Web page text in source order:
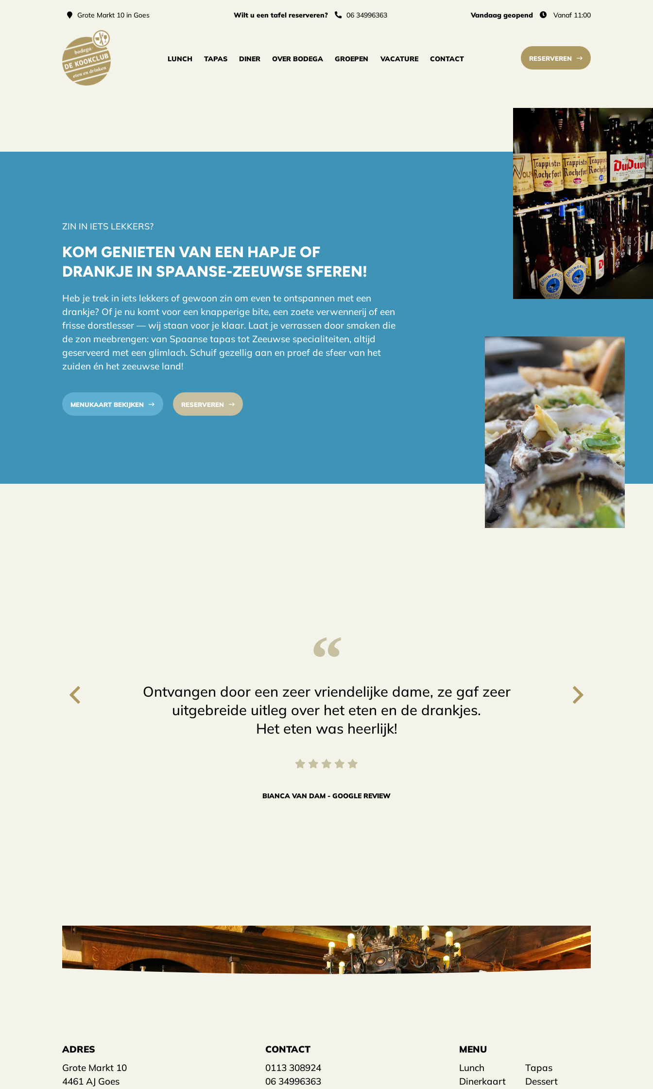
Grote Markt 10 in Goes Wilt u een tafel reserveren? 06 34996363 Vandaag geopend Vanaf 11:00
LUNCH TAPAS DINER OVER BODEGA GROEPEN VACATURE CONTACT RESERVEREN
ZIN IN IETS LEKKERS?
KOM GENIETEN VAN EEN HAPJE OF
DRANKJE IN SPAANSE-ZEEUWSE SFEREN!
Heb je trek in iets lekkers of gewoon zin om even te ontspannen met een
drankje? Of je nu komt voor een knapperige bite, een zoete verwennerij of een
frisse dorstlesser — wij staan voor je klaar. Laat je verrassen door smaken die
de zon meebrengen: van Spaanse tapas tot Zeeuwse specialiteiten, altijd
geserveerd met een glimlach. Schuif gezellig aan en proef de sfeer van het
zuiden én het zeeuwse land!
MENUKAART BEKIJKEN RESERVEREN
“
Ontvangen door een zeer vriendelijke dame, ze gaf zeer
uitgebreide uitleg over het eten en de drankjes.
Het eten was heerlijk!
BIANCA VAN DAM - GOOGLE REVIEW
ADRES
Grote Markt 10
4461 AJ Goes
CONTACT
0113 308924
06 34996363
MENU
Lunch
Tapas
Dinerkaart
Dessert